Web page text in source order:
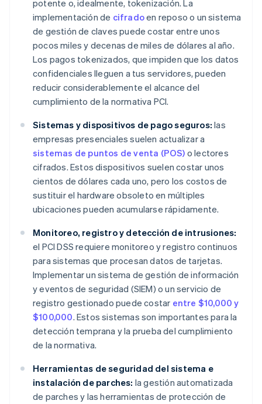
potente o, idealmente, tokenización. La
implementación de cifradoen reposo o un sistema
de gestión de claves puede costar entre unos
pocos miles y decenas de miles de dólares al año.
Los pagos tokenizados, que impiden que los datos
confidenciales lleguen a tus servidores, pueden
reducir considerablemente el alcance del
cumplimiento de la normativa PCI.
Sistemas y dispositivos de pago seguros: las
empresas presenciales suelen actualizar a
sistemas de puntos de venta (POS) o lectores
cifrados. Estos dispositivos suelen costar unos
cientos de dólares cada uno, pero los costos de
sustituir el hardware obsoleto en múltiples
ubicaciones pueden acumularse rápidamente.
Monitoreo, registro y detección de intrusiones:
el PCI DSS requiere monitoreo y registro continuos
para sistemas que procesan datos de tarjetas.
Implementar un sistema de gestión de información
y eventos de seguridad (SIEM) o un servicio de
registro gestionado puede costar entre $10,000 y
$100,000. Estos sistemas son importantes para la
detección temprana y la prueba del cumplimiento
de la normativa.
Herramientas de seguridad del sistema e
instalación de parches: la gestión automatizada
de parches y las herramientas de protección de